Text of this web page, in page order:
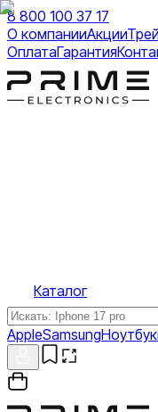
8 800 100 37 17
О компанииАкции
ОплатаГарантия
Каталог
AppleSamsung